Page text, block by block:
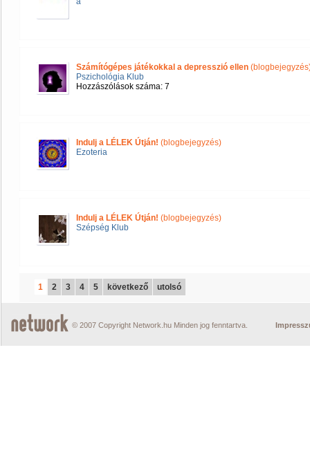
Számítógépes játékokkal a depresszió ellen
Pszichológia Klub
Hozzászólások száma: 7
Indulj a LÉLEK Útján! (blogbejegyzés)
Ezoteria
Indulj a LÉLEK Útján! (blogbejegyzés)
Szépség Klub
1 2 3 4 5 következő utolsó
© 2007 Copyright Network.hu Minden jog fenntartva.